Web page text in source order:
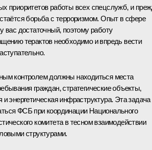
приоритетов работы всех спецслужб, и
борьба с терроризмом. Опыт в сфере
вас достаточный, поэтому работу
терактов необходимо и впредь вести
контролем должны находиться места
граждан, стратегические объекты,
и энергетическая инфраструктура. Эта задача
ФСБ при координации Национального
комитета в тесном взаимодействии
структурами.